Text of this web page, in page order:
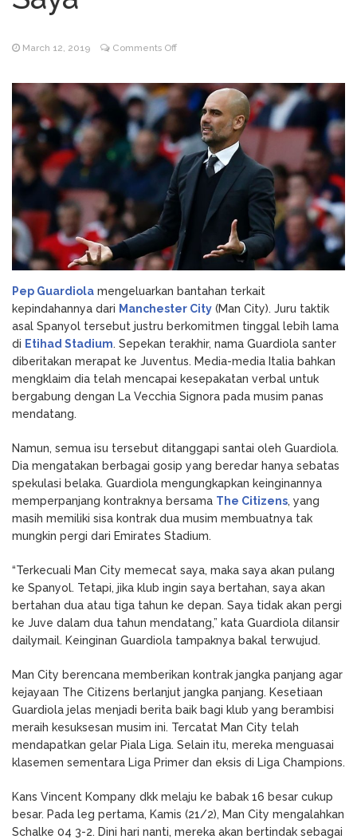
slots και οι δυνατότητες που αξίζει να
August 6, 2026
Auszahlungsleitfaden: Schritt-für-Schritt-
Anleitung zum Auszahlen
March 12, 2019 Comments Offon
Merapat
ke
Guardiola;
Terkecuali
Man
City
Memecat
Saya
Pep Guardiola mengeluarkan bantahan terkait
kepindahannya dari Manchester City (Man City). Juru taktik
asal Spanyol tersebut justru berkomitmen tinggal lebih lama
di Etihad Stadium. Sepekan terakhir, nama Guardiola santer
diberitakan merapat ke Juventus. Media-media Italia bahkan
mengklaim dia telah mencapai kesepakatan verbal untuk
bergabung dengan La Vecchia Signora pada musim panas
mendatang.
Namun, semua isu tersebut ditanggapi santai oleh Guardiola.
Dia mengatakan berbagai gosip yang beredar hanya sebatas
spekulasi belaka. Guardiola mengungkapkan keinginannya
memperpanjang kontraknya bersama The Citizens, yang
masih memiliki sisa kontrak dua musim membuatnya tak
mungkin pergi dari Emirates Stadium.
“Terkecuali Man City memecat saya, maka saya akan pulang
ke Spanyol. Tetapi, jika klub ingin saya bertahan, saya akan
bertahan dua atau tiga tahun ke depan. Saya tidak akan pergi
ke Juve dalam dua tahun mendatang,” kata Guardiola dilansir
dailymail. Keinginan Guardiola tampaknya bakal terwujud.
Man City berencana memberikan kontrak jangka panjang agar
kejayaan The Citizens berlanjut jangka panjang. Kesetiaan
Guardiola jelas menjadi berita baik bagi klub yang berambisi
meraih kesuksesan musim ini. Tercatat Man City telah
mendapatkan gelar Piala Liga. Selain itu, mereka menguasai
klasemen sementara Liga Primer dan eksis di Liga Champions.
Kans Vincent Kompany dkk melaju ke babak 16 besar cukup
besar. Pada leg pertama, Kamis (21/2), Man City mengalahkan
Schalke 04 3-2. Dini hari nanti, mereka akan bertindak sebagai